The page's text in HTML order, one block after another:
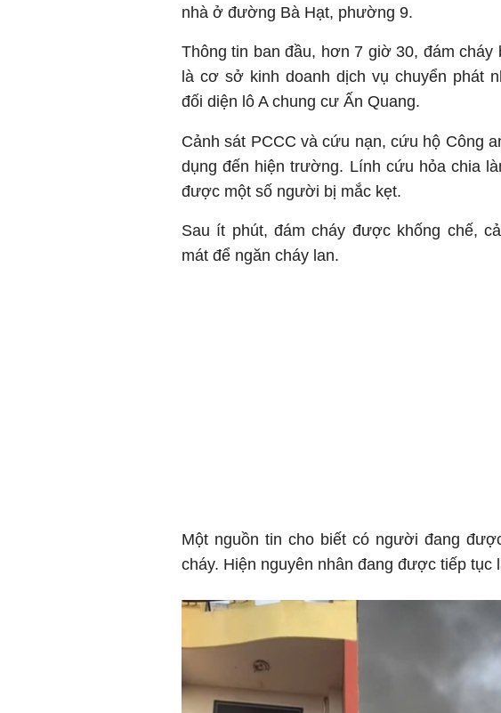
nhà ở đường Bà Hạt, phường 9.
Thông tin ban đầu, hơn 7 giờ 30, đám cháy
là cơ sở kinh doanh dịch vụ chuyển phát
đối diện lô A chung cư Ấn Quang.
Cảnh sát PCCC và cứu nạn, cứu hộ Công
dụng đến hiện trường. Lính cứu hỏa chia
được một số người bị mắc kẹt.
Sau ít phút, đám cháy được khống chế,
mát để ngăn cháy lan.
Một nguồn tin cho biết có người đang
cháy. Hiện nguyên nhân đang được tiếp tục